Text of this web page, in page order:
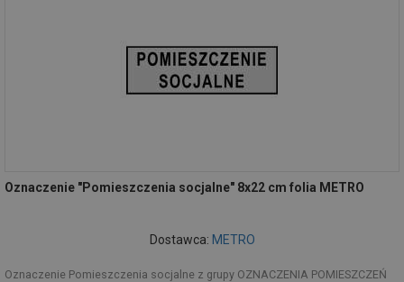
Oznaczenie "Pomieszczenia socjalne" 8x22 cm folia METRO
Dostawca: METRO
Oznaczenie Pomieszczenia socjalne z grupy OZNACZENIA POMIESZCZEŃ